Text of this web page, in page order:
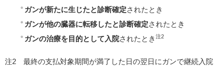
ガンが新たに生じたと診断確定されたとき
ガンが他の臓器に転移したと診断確定されたとき
ガンの治療を目的として入院されたとき 注2
注2 最終の支払対象期間が満了した日の翌日にガンで継続入院